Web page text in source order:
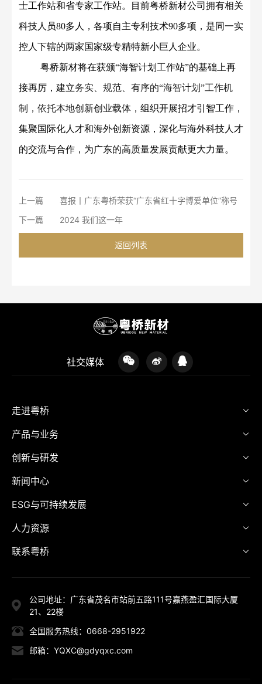
士工作站和省专家工作站。目前粤桥新材公司拥有相关
科技人员80多人，各项自主专利技术90多项， 是同一实
控人下辖的两家国家级专精特新小巨人企业。
粤桥新材将在获颁“海智计划工作站”的基础上再
接再厉，建立务实、规范、有序的“海智计划”工作机
制，依托本地创新创业载体， 组织开展招才引智工作，
集聚国际化人才和海外创新资源， 深化与海外科技人才
的交流与合作 ， 为广东的高质量发展贡献更大力量。
上一篇
喜报丨广东粤桥荣获“广东省红十字博爱单位”称号
2024 我们这一年
下一篇
返回列表
社交媒体
走进粤桥
产品与业务
创新与研发
新闻中心
ESG与可持续发展
人力资源
联系粤桥
公司地址：广东省茂名市站前五路111号嘉燕盈汇国际大厦
21、22楼
全国服务热线：0668-2951922
邮箱：YQXC@gdyqxc.com